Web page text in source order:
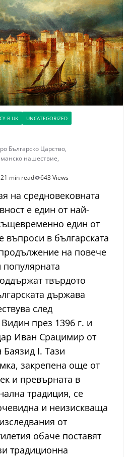
В UK
UNCATEGORIZED
Българско Царство,
нашествие,
21 min read 643 Views
на средновековната
е един от най-
един от
въпроси в българската
на повече
популярната
твърдото
държава
след
през 1396 г. и
Иван Срацимир от
Баязид I. Тази
закрепена още от
и превърната в
традиция, се
и неизискваща
от
обаче поставят
традиционна